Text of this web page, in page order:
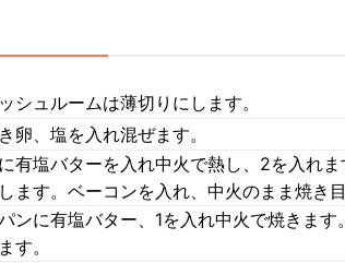
シュルームは薄切りにします。
卵、塩を入れ混ぜます。
有塩バターを入れ中火で熱し、2を入れ
ます。ベーコンを入れ、中火のまま焼き
ンに有塩バター、1を入れ中火で焼きま
す。